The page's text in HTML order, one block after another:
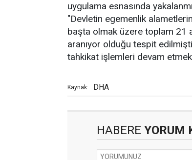
uygulama esnasında
"Devletin egemenlik
başta olmak üzere toplam 21
aranıyor olduğu tespit
tahkikat işlemleri devam
Kaynak: DHA
HABERE YORUM